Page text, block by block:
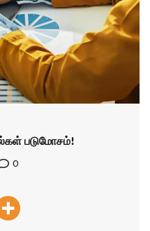
படுமோசம்!
0